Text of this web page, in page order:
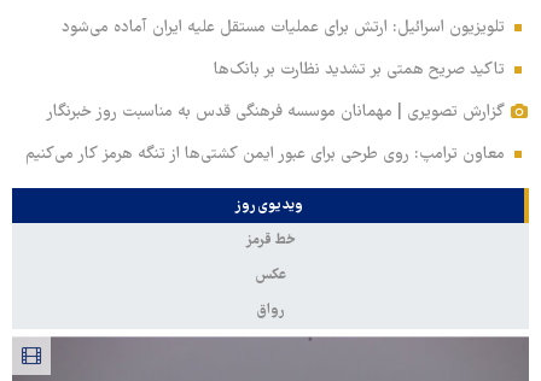
تلویزیون اسرائیل: ارتش برای عملیات مستقل علیه ایران آماده می‌شود
تاکید صریح همتی بر تشدید نظارت بر بانک‌ها
گزارش تصویری | مهمانان موسسه فرهنگی قدس به مناسبت روز خبرنگار
معاون ترامپ: روی طرحی برای عبور ایمن کشتی‌ها از تنگه هرمز کار می‌کنیم
ویدیوی روز
خط قرمز
عکس
رواق